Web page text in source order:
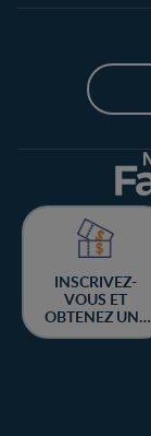
INSCRIVEZ-
VOUS ET
OBTENEZ UNE
CHANCE DE